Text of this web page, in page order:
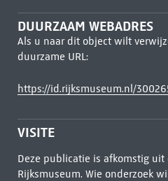
DUURZAAM WEBADRES
Als u naar dit object wilt
duurzame URL:
https://id.rijksmuseum.nl/
VISITE
Deze publicatie is afkomstig
Rijksmuseum. Wie onderzoek